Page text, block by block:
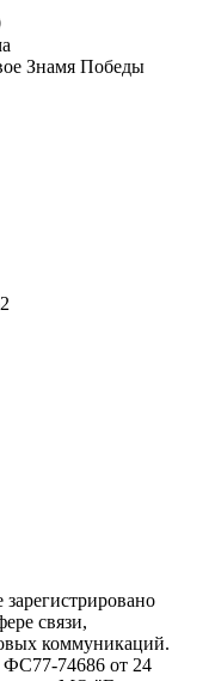
связи,
коммуникаций.
74686 от 24